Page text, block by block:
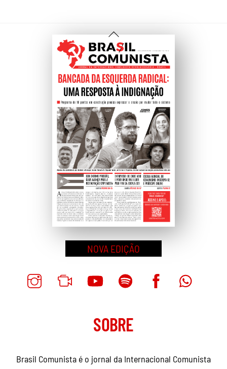
Voltar
Ao
Topo
NOVA EDIÇÃO
SOBRE
Brasil Comunista é o jornal da Internacional Comunista